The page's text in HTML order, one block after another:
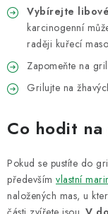
Vybírejte
karcinogenní
raději kuřecí
Zapomeňte na
Grilujte na
Co hodit
Pokud se pustíte do
především vlastní
naložených mas, u